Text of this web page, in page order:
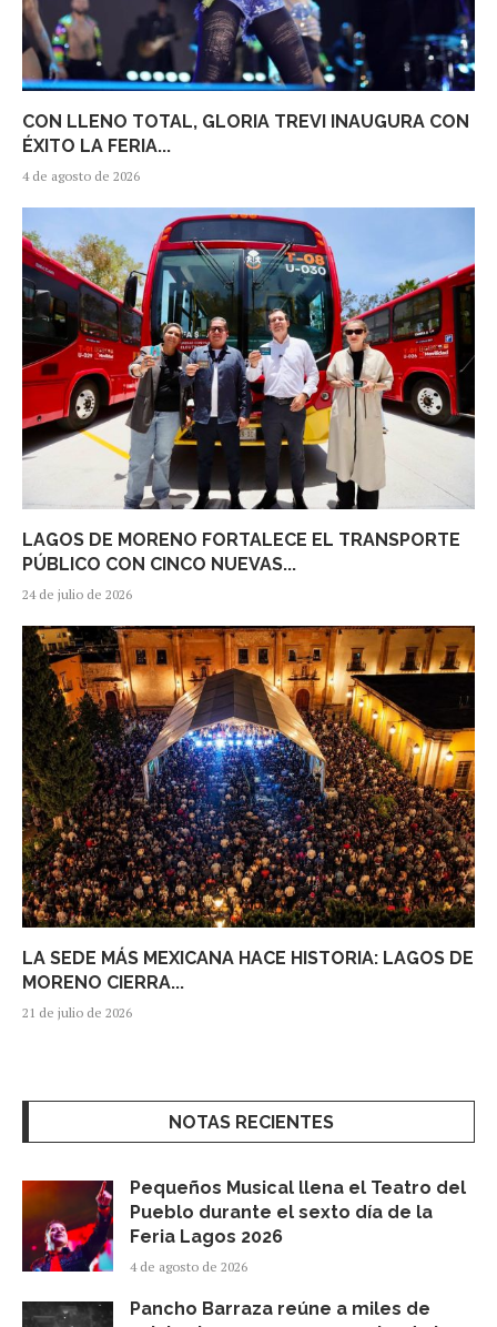
CON LLENO TOTAL, GLORIA TREVI INAUGURA CON
ÉXITO LA FERIA...
4 de agosto de 2026
LAGOS DE MORENO FORTALECE EL TRANSPORTE
PÚBLICO CON CINCO NUEVAS...
24 de julio de 2026
LA SEDE MÁS MEXICANA HACE HISTORIA: LAGOS DE
MORENO CIERRA...
21 de julio de 2026
NOTAS RECIENTES
Pequeños Musical llena el Teatro del
Pueblo durante el sexto día de la
Feria Lagos 2026
4 de agosto de 2026
Pancho Barraza reúne a miles de